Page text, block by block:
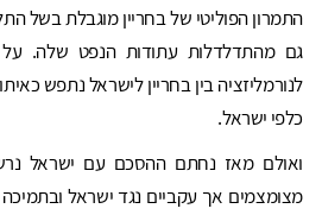
התמרון הפוליטי של בחריין מוגבלת בשל
גם מהתדלדלות עתודות הנפט שלה.
לנורמליזציה בין בחריין לישראל נתפש
כלפי ישראל.
ואולם מאז נחתם ההסכם עם ישראל
מצומצמים אך עקביים נגד ישראל